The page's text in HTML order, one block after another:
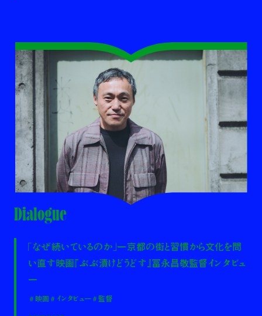
Dialogue
「なぜ続いているのか」ー京都の街と習慣から文化を問
い直す映画『ぶぶ漬けどうどす』冨永昌敬監督インタビュ
ー
＃映画＃インタビュー＃監督